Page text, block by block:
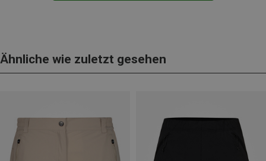
Ähnliche wie zuletzt gesehen